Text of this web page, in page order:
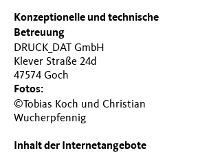
Konzeptionelle und technische
Betreuung
DRUCK_DAT GmbH
Klever Straße 24d
47574 Goch
Fotos:
©Tobias Koch und Christian
Wucherpfennig
Inhalt der Internetangebote